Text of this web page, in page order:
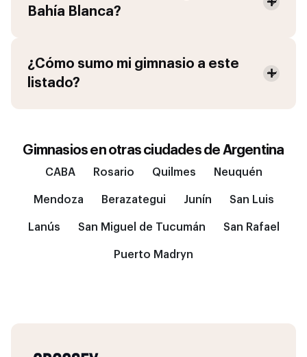
Bahía Blanca?
¿Cómo sumo mi gimnasio a este
listado?
Gimnasios en otras ciudades de Argentina
CABA Rosario Quilmes Neuquén
Mendoza Berazategui Junín San Luis
Lanús San Miguel de Tucumán San Rafael
Puerto Madryn